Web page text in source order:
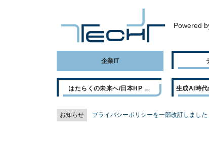
Powered
企業IT
はたらくの未来へ/日本HP 生成AI時
お知らせ プライバシーポリシーを一部改訂しました